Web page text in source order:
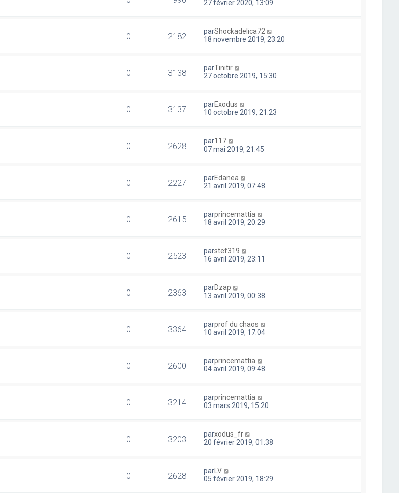
27 février 2020, 13:09
0 2182 parShockadelica72
18 novembre 2019, 23:20
0 3138 parTinitir
27 octobre 2019, 15:30
0 3137 parExodus
10 octobre 2019, 21:23
0 2628 par117
07 mai 2019, 21:45
0 2227 parEdanea
21 avril 2019, 07:48
0 2615 parprincemattia
18 avril 2019, 20:29
0 2523 parstef319
16 avril 2019, 23:11
0 2363 parDzap
13 avril 2019, 00:38
0 3364 parprof du chaos
10 avril 2019, 17:04
0 2600 parprincemattia
04 avril 2019, 09:48
0 3214 parprincemattia
03 mars 2019, 15:20
0 3203 parxodus_fr
20 février 2019, 01:38
0 2628 par LV
05 février 2019, 18:29